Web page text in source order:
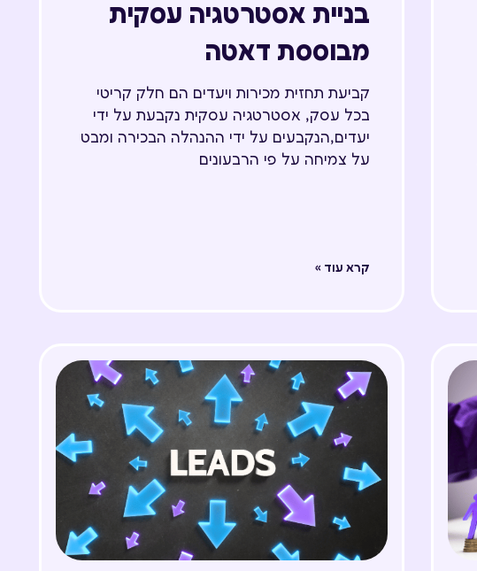
בניית אסטרטגיה עסקית
מבוססת דאטה
קביעת תחזית מכירות ויעדים הם חלק קריטי
בכל עסק, אסטרטגיה עסקית נקבעת על ידי
יעדים,הנקבעים על ידי ההנהלה הבכירה ומבט
על צמיחה על פי הרבעונים
קרא עוד »